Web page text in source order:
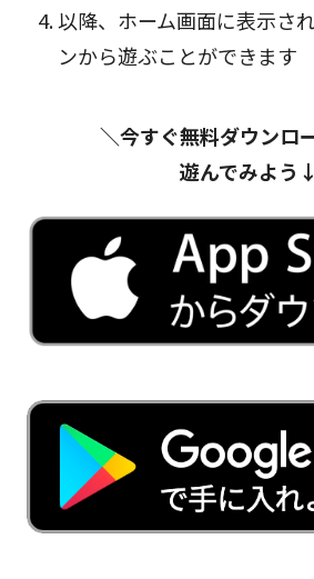
以降、ホーム画面に表示さ
ンから遊ぶことができます
＼今すぐ無料ダウンロ
遊んでみよう↓